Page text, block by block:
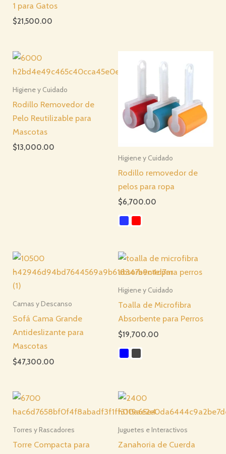
1 para Gatos
$21,500.00
Higiene y Cuidado
Rodillo Removedor de
Pelo Reutilizable para
Mascotas
$13,000.00
Higiene y Cuidado
Rodillo removedor de
pelos para ropa
$6,700.00
Camas y Descanso
Sofá Cama Grande
Antideslizante para
Mascotas
$47,300.00
Higiene y Cuidado
Toalla de Microfibra
Absorbente para Perros
$19,700.00
Torres y Rascadores
Torre Compacta para
Juguetes e Interactivos
Zanahoria de Cuerda